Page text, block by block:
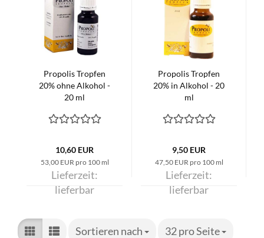
Propolis Tropfen
20% ohne Alkohol -
20 ml
10,60 EUR
53,00 EUR pro 100 ml
Lieferzeit:
lieferbar
Propolis Tropfen
20% in Alkohol - 20
ml
9,50 EUR
47,50 EUR pro 100 ml
Lieferzeit:
lieferbar
Sortieren nach
Sortieren nach 32 pro Seite
pro Seite